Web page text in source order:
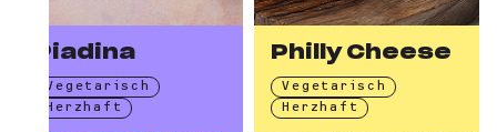
Piadina
Vegetarisch
Herzhaft
Philly Cheese
Vegetarisch
Herzhaft